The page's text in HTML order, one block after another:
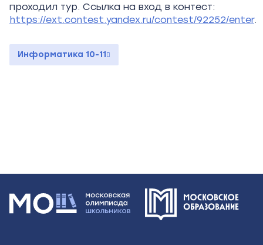
проходил тур. Ссылка на вход в контест:
https://ext.contest.yandex.ru/contest/92252/enter.
Информатика 10-11